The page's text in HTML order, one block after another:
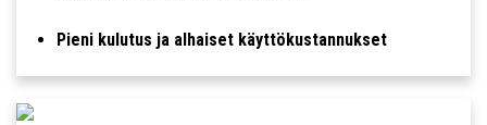
Pieni kulutus ja alhaiset käyttökustannukset